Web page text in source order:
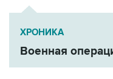
ХРОНИКА
Военная